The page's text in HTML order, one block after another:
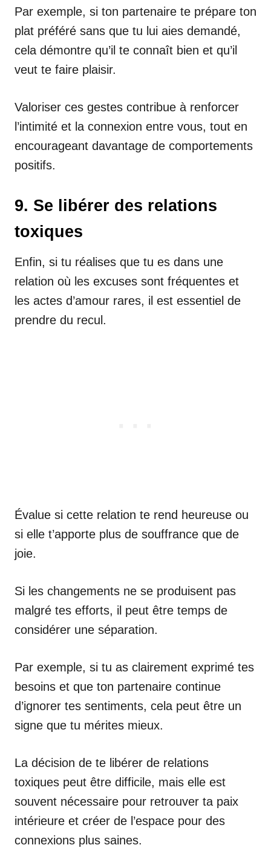
Par exemple, si ton partenaire te prépare ton
plat préféré sans que tu lui aies demandé,
cela démontre qu’il te connaît bien et qu’il
veut te faire plaisir.
Valoriser ces gestes contribue à renforcer
l’intimité et la connexion entre vous, tout en
encourageant davantage de comportements
positifs.
9. Se libérer des relations
toxiques
Enfin, si tu réalises que tu es dans une
relation où les excuses sont fréquentes et
les actes d’amour rares, il est essentiel de
prendre du recul.
Évalue si cette relation te rend heureuse ou
si elle t’apporte plus de souffrance que de
joie.
Si les changements ne se produisent pas
malgré tes efforts, il peut être temps de
considérer une séparation.
Par exemple, si tu as clairement exprimé tes
besoins et que ton partenaire continue
d’ignorer tes sentiments, cela peut être un
signe que tu mérites mieux.
La décision de te libérer de relations
toxiques peut être difficile, mais elle est
souvent nécessaire pour retrouver ta paix
intérieure et créer de l’espace pour des
connexions plus saines.